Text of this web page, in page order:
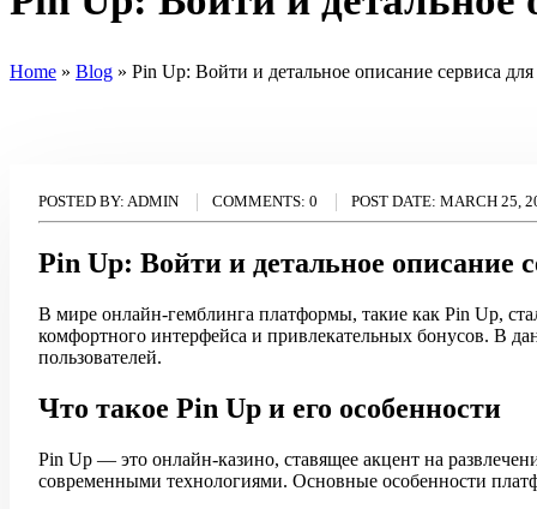
Home » Blog » Pin Up: Войти и детальное описание сервиса
POSTED BY: ADMIN COMMENTS: 0 POST DATE: MARCH 25,
Pin Up: Войти и детальное описание
В мире онлайн-гемблинга платформы, такие как Pin Up,
комфортного интерфейса и привлекательных бонусов. В
пользователей.
Что такое Pin Up и его особенности
Pin Up — это онлайн-казино, ставящее акцент на
современными технологиями. Основные особенности